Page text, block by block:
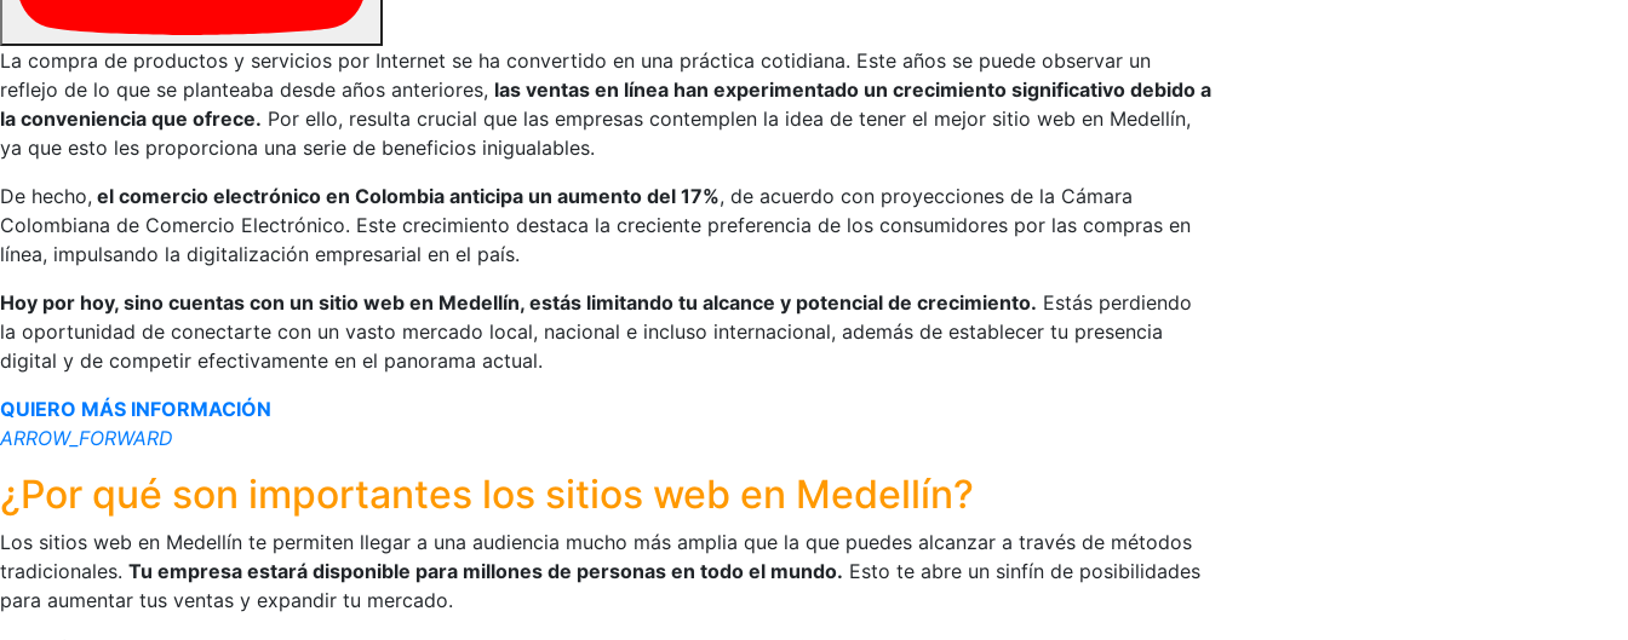
La compra de productos y servicios por Internet se ha convertido en una práctica cotidiana. Este años se puede observar un
reflejo de lo que se planteaba desde años anteriores, las ventas en línea han experimentado un crecimiento significativo debido a
la conveniencia que ofrece. Por ello, resulta crucial que las empresas contemplen la idea de tener el mejor sitio web en Medellín,
ya que esto les proporciona una serie de beneficios inigualables.
De hecho, el comercio electrónico en Colombia anticipa un aumento del 17%, de acuerdo con proyecciones de la Cámara
Colombiana de Comercio Electrónico. Este crecimiento destaca la creciente preferencia de los consumidores por las compras en
línea, impulsando la digitalización empresarial en el país.
Hoy por hoy, sino cuentas con un sitio web en Medellín, estás limitando tu alcance y potencial de crecimiento. Estás perdiendo
la oportunidad de conectarte con un vasto mercado local, nacional e incluso internacional, además de establecer tu presencia
digital y de competir efectivamente en el panorama actual.
QUIERO MÁS INFORMACIÓN
ARROW_FORWARD
¿Por qué son importantes los sitios web en Medellín?
Los sitios web en Medellín te permiten llegar a una audiencia mucho más amplia que la que puedes alcanzar a través de métodos
tradicionales. Tu empresa estará disponible para millones de personas en todo el mundo. Esto te abre un sinfín de posibilidades
para aumentar tus ventas y expandir tu mercado.